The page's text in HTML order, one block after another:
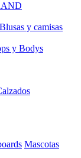
Blusas y camisas
y Bodys
Mascotas